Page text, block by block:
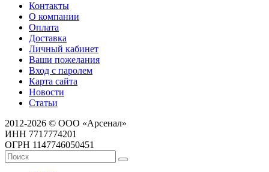
Контакты
О компании
Оплата
Доставка
Личный кабинет
Ваши пожелания
Вход с паролем
Карта сайта
Новости
Статьи
2012-2026 © ООО «Арсенал»
ИНН 7717774201
ОГРН 1147746050451